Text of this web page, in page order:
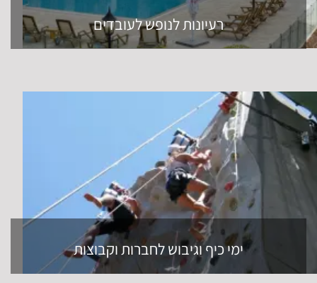
רעיונות לנופש לעובדים
ימי כיף וגיבוש לחברות וקבוצות